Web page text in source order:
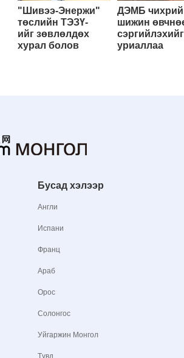
"Шивээ-Энержи"
төслийн ТЭЗҮ-
ийг зөвлөлдөх
хурал болов
ДЭМБ
шижин
сэргийлэхийг
уриаллаа
Бусад хэлээр
Англи
Испани
Франц
Араб
Орос
Солонгос
Уйгаржин Монгол
Түвд